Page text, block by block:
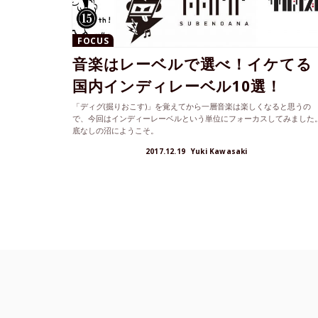
FOCUS
音楽はレーベルで選べ！イケてる
国内インディレーベル10選！
「ディグ(掘りおこす)」を覚えてから一層音楽は楽しくなると思うの
で、今回はインディーレーベルという単位にフォーカスしてみました。
底なしの沼にようこそ。
2017.12.19 Yuki Kawasaki